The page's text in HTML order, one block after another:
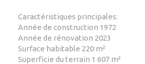
Caractéristiques principales:
Année de construction 1972
Année de rénovation 2023
Surface habitable 220 m²
Superficie du terrain 1 607 m²